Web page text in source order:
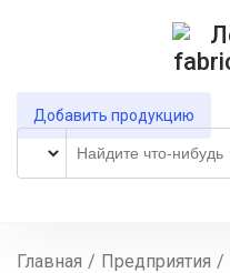
Добавить продукцию
Главная / Предприятия /